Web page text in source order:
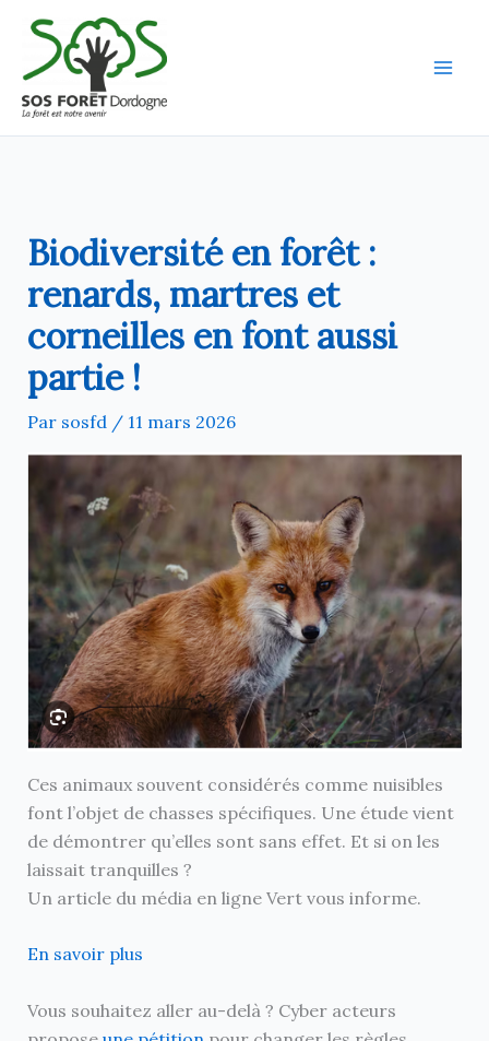
contenu
Biodiversité en forêt :
renards, martres et
corneilles en font aussi
partie !
Par sosfd / 11 mars 2026
Ces animaux souvent considérés comme nuisibles
font l’objet de chasses spécifiques. Une étude vient
de démontrer qu’elles sont sans effet. Et si on les
laissait tranquilles ?
Un article du média en ligne Vert vous informe.
En savoir plus
Vous souhaitez aller au-delà ? Cyber acteurs